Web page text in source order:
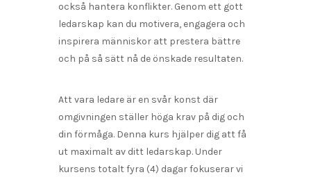
också hantera konflikter. Genom ett gott
ledarskap kan du motivera, engagera och
inspirera människor att prestera bättre
och på så sätt nå de önskade resultaten.
Att vara ledare är en svår konst där
omgivningen ställer höga krav på dig och
din förmåga. Denna kurs hjälper dig att få
ut maximalt av ditt ledarskap. Under
kursens totalt fyra (4) dagar fokuserar vi